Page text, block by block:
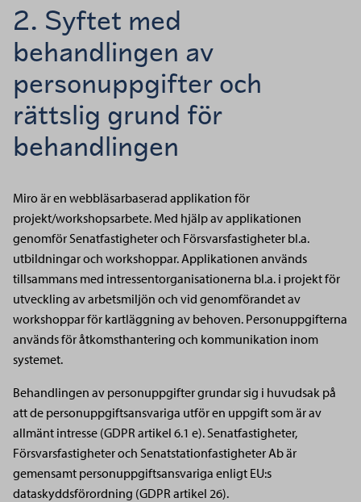
2. Syftet med
behandlingen av
personuppgifter och
rättslig grund för
behandlingen
Miro är en webbläsarbaserad applikation för
projekt/workshopsarbete. Med hjälp av applikationen
genomför Senatfastigheter och Försvarsfastigheter bl.a.
utbildningar och workshoppar. Applikationen används
tillsammans med intressentorganisationerna bl.a. i projekt för
utveckling av arbetsmiljön och vid genomförandet av
workshoppar för kartläggning av behoven. Personuppgifterna
används för åtkomsthantering och kommunikation inom
systemet.
Behandlingen av personuppgifter grundar sig i huvudsak på
att de personuppgiftsansvariga utför en uppgift som är av
allmänt intresse (GDPR artikel 6.1 e). Senatfastigheter,
Försvarsfastigheter och Senatstationfastigheter Ab är
gemensamt personuppgiftsansvariga enligt EU:s
dataskyddsförordning (GDPR artikel 26).